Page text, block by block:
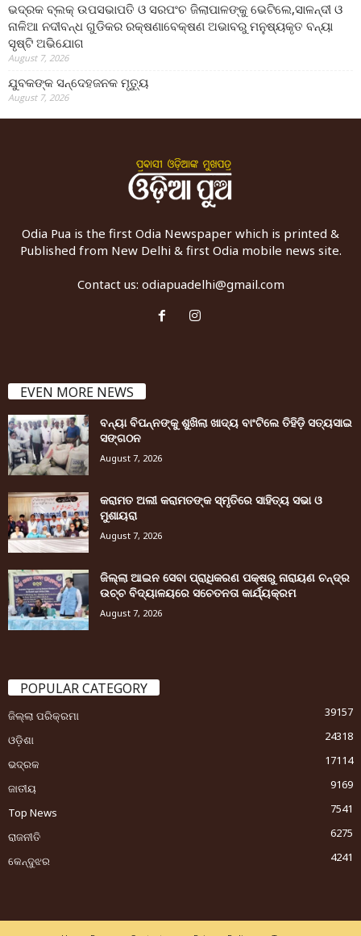
ଭଦ୍ରକ ବ୍ଲକ୍ ଉପସଭାପତି ଓ ସରପଂଚ ଜିଲାପାଳଙ୍କୁ ଭେଟିଲେ,ସାଳନ୍ଦୀ ଓ
ନାଳିଆ ନଦୀବନ୍ଧ ଗୁଡିକର ରକ୍ଷଣାବେକ୍ଷଣ ଅଭାବରୁ ମନୁଷ୍ୟକୃତ ବନ୍ୟା
ସୃଷ୍ଟି ଅଭିଯୋଗ
August 7, 2026
ଯୁବକଙ୍କ ସନ୍ଦେହଜନକ ମୃତ୍ୟୁ
August 7, 2026
Odia Pua is the first Odia Newspaper which is printed &
Published from New Delhi & first Odia mobile news site.
Contact us: odiapuadelhi@gmail.com
EVEN MORE NEWS
ବନ୍ୟା ବିପନ୍ନଙ୍କୁ ଶୁଖିଲା ଖାଦ୍ୟ ବାଂଟିଲେ ତିହିଡି଼ ସତ୍ୟସାଇ
ସଙ୍ଗଠନ
August 7, 2026
କରାମତ ଅଲୀ କରାମତଙ୍କ ସ୍ମୃତିରେ ସାହିତ୍ୟ ସଭା ଓ
ମୁଶାୟରା
August 7, 2026
ଜିଲ୍ଲା ଆଇନ ସେବା ପ୍ରାଧିକରଣ ପକ୍ଷରୁ ନାରାୟଣ ଚନ୍ଦ୍ର
ଉଚ୍ଚ ବିଦ୍ୟାଳୟରେ ସଚେତନତା କାର୍ଯ୍ୟକ୍ରମ
August 7, 2026
POPULAR CATEGORY
ଜିଲ୍ଲା ପରିକ୍ରମା
39157
ଓଡ଼ିଶା
24318
ଭଦ୍ରକ
17114
ଜାତୀୟ
9169
Top News
7541
ରାଜନୀତି
6275
କେନ୍ଦୁଝର
4241